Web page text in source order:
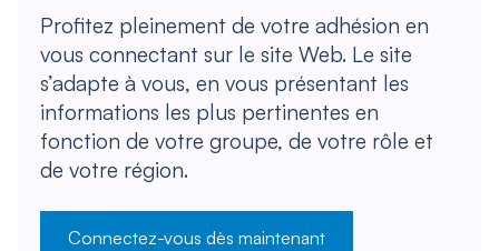
Profitez pleinement de votre adhésion en
vous connectant sur le site Web. Le site
s’adapte à vous, en vous présentant les
informations les plus pertinentes en
fonction de votre groupe, de votre rôle et
de votre région.
Connectez-vous dès maintenant